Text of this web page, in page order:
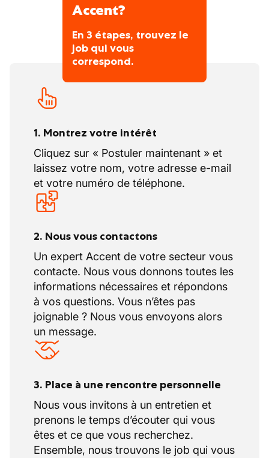
Accent?
En 3 étapes, trouvez le
job qui vous
correspond.
1. Montrez votre intérêt
Cliquez sur « Postuler maintenant » et
laissez votre nom, votre adresse e-mail
et votre numéro de téléphone.
2. Nous vous contactons
Un expert Accent de votre secteur vous
contacte. Nous vous donnons toutes les
informations nécessaires et répondons
à vos questions. Vous n’êtes pas
joignable ? Nous vous envoyons alors
un message.
3. Place à une rencontre personnelle
Nous vous invitons à un entretien et
prenons le temps d’écouter qui vous
êtes et ce que vous recherchez.
Ensemble, nous trouvons le job qui vous